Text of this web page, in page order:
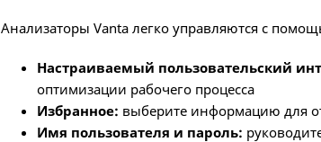
Анализаторы Vanta легко управляются с
Настраиваемый пользовательский
оптимизации рабочего процесса
Избранное: выберите информацию для
Имя пользователя и пароль: